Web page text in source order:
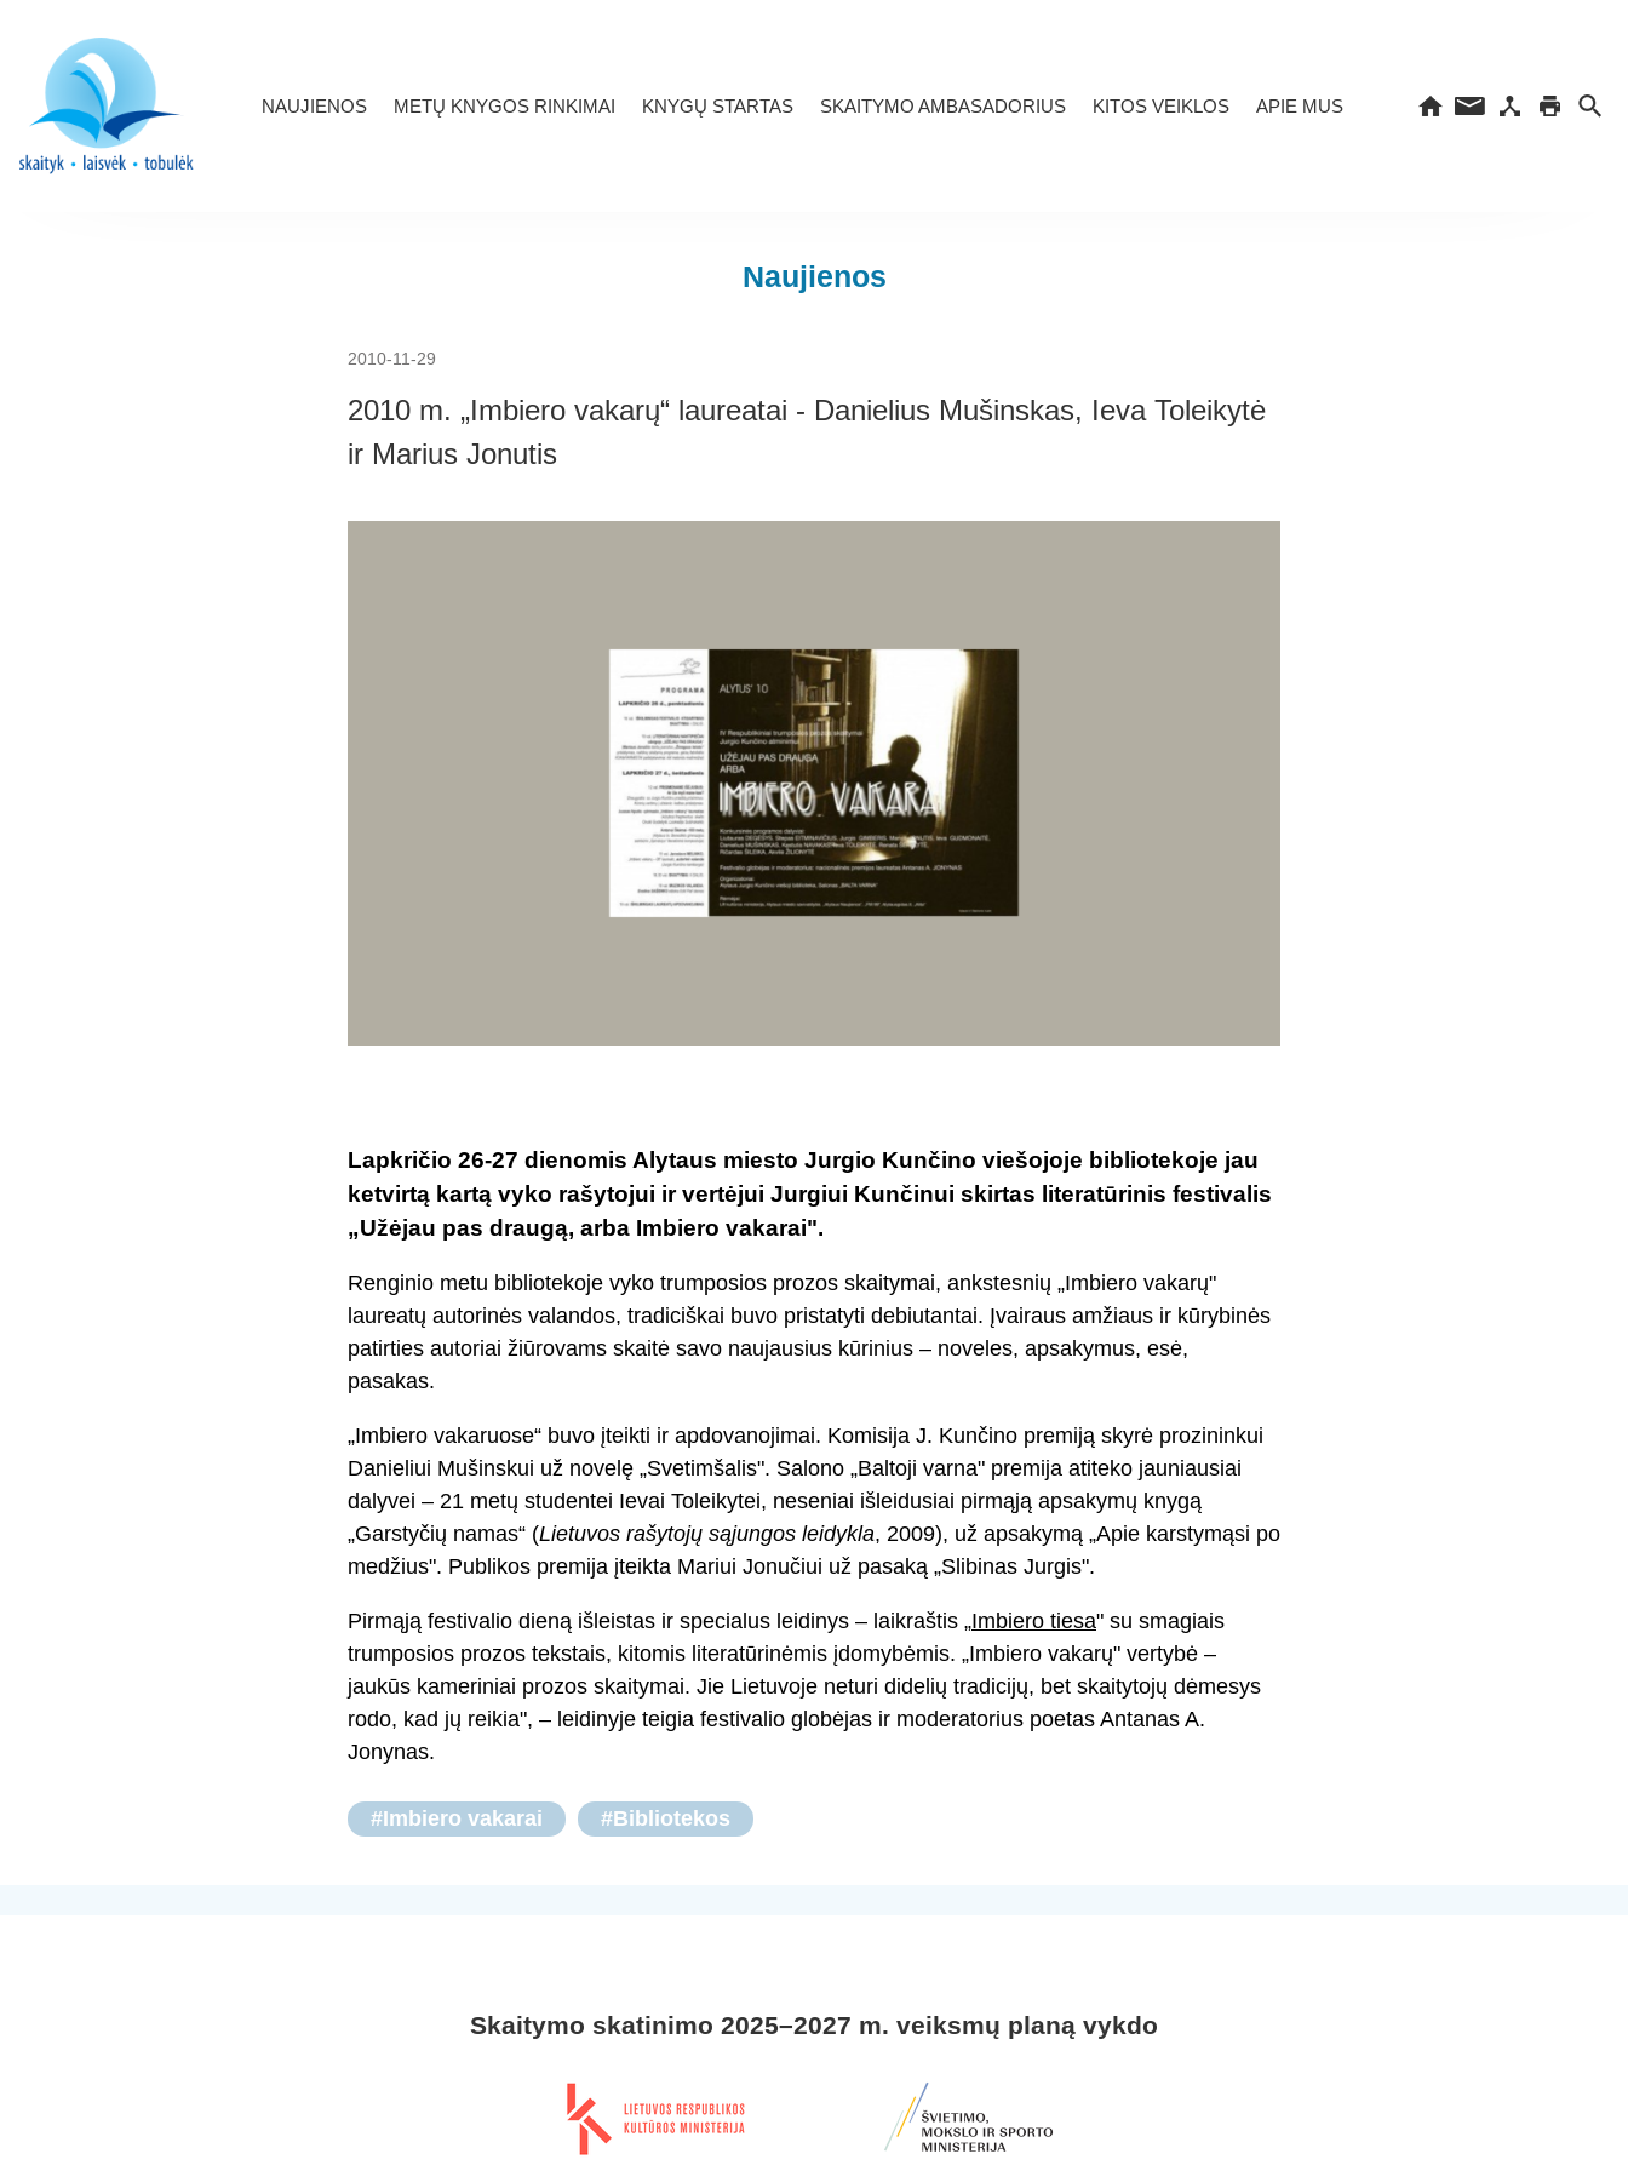
NAUJIENOS METŲ KNYGOS RINKIMAI KNYGŲ STARTAS SKAITYMO AMBASADORIUS KITOS VEIKLOS APIE MUS
Naujienos
2010-11-29
2010 m. „Imbiero vakarų“ laureatai - Danielius Mušinskas, Ieva Toleikytė
ir Marius Jonutis
Lapkričio 26-27 dienomis Alytaus miesto Jurgio Kunčino viešojoje bibliotekoje jau
ketvirtą kartą vyko rašytojui ir vertėjui Jurgiui Kunčinui skirtas literatūrinis festivalis
„Užėjau pas draugą, arba Imbiero vakarai".
Renginio metu bibliotekoje vyko trumposios prozos skaitymai, ankstesnių „Imbiero vakarų"
laureatų autorinės valandos, tradiciškai buvo pristatyti debiutantai. Įvairaus amžiaus ir kūrybinės
patirties autoriai žiūrovams skaitė savo naujausius kūrinius – noveles, apsakymus, esė,
pasakas.
„Imbiero vakaruose“ buvo įteikti ir apdovanojimai. Komisija J. Kunčino premiją skyrė prozininkui
Danieliui Mušinskui už novelę „Svetimšalis". Salono „Baltoji varna" premija atiteko jauniausiai
dalyvei – 21 metų studentei Ievai Toleikytei, neseniai išleidusiai pirmąją apsakymų knygą
„Garstyčių namas“ (Lietuvos rašytojų sąjungos leidykla, 2009), už apsakymą „Apie karstymąsi po
medžius". Publikos premija įteikta Mariui Jonučiui už pasaką „Slibinas Jurgis".
Pirmąją festivalio dieną išleistas ir specialus leidinys – laikraštis „Imbiero tiesa" su smagiais
trumposios prozos tekstais, kitomis literatūrinėmis įdomybėmis. „Imbiero vakarų" vertybė –
jaukūs kameriniai prozos skaitymai. Jie Lietuvoje neturi didelių tradicijų, bet skaitytojų dėmesys
rodo, kad jų reikia", – leidinyje teigia festivalio globėjas ir moderatorius poetas Antanas A.
Jonynas.
#Imbiero vakarai #Bibliotekos
Skaitymo skatinimo 2025–2027 m. veiksmų planą vykdo